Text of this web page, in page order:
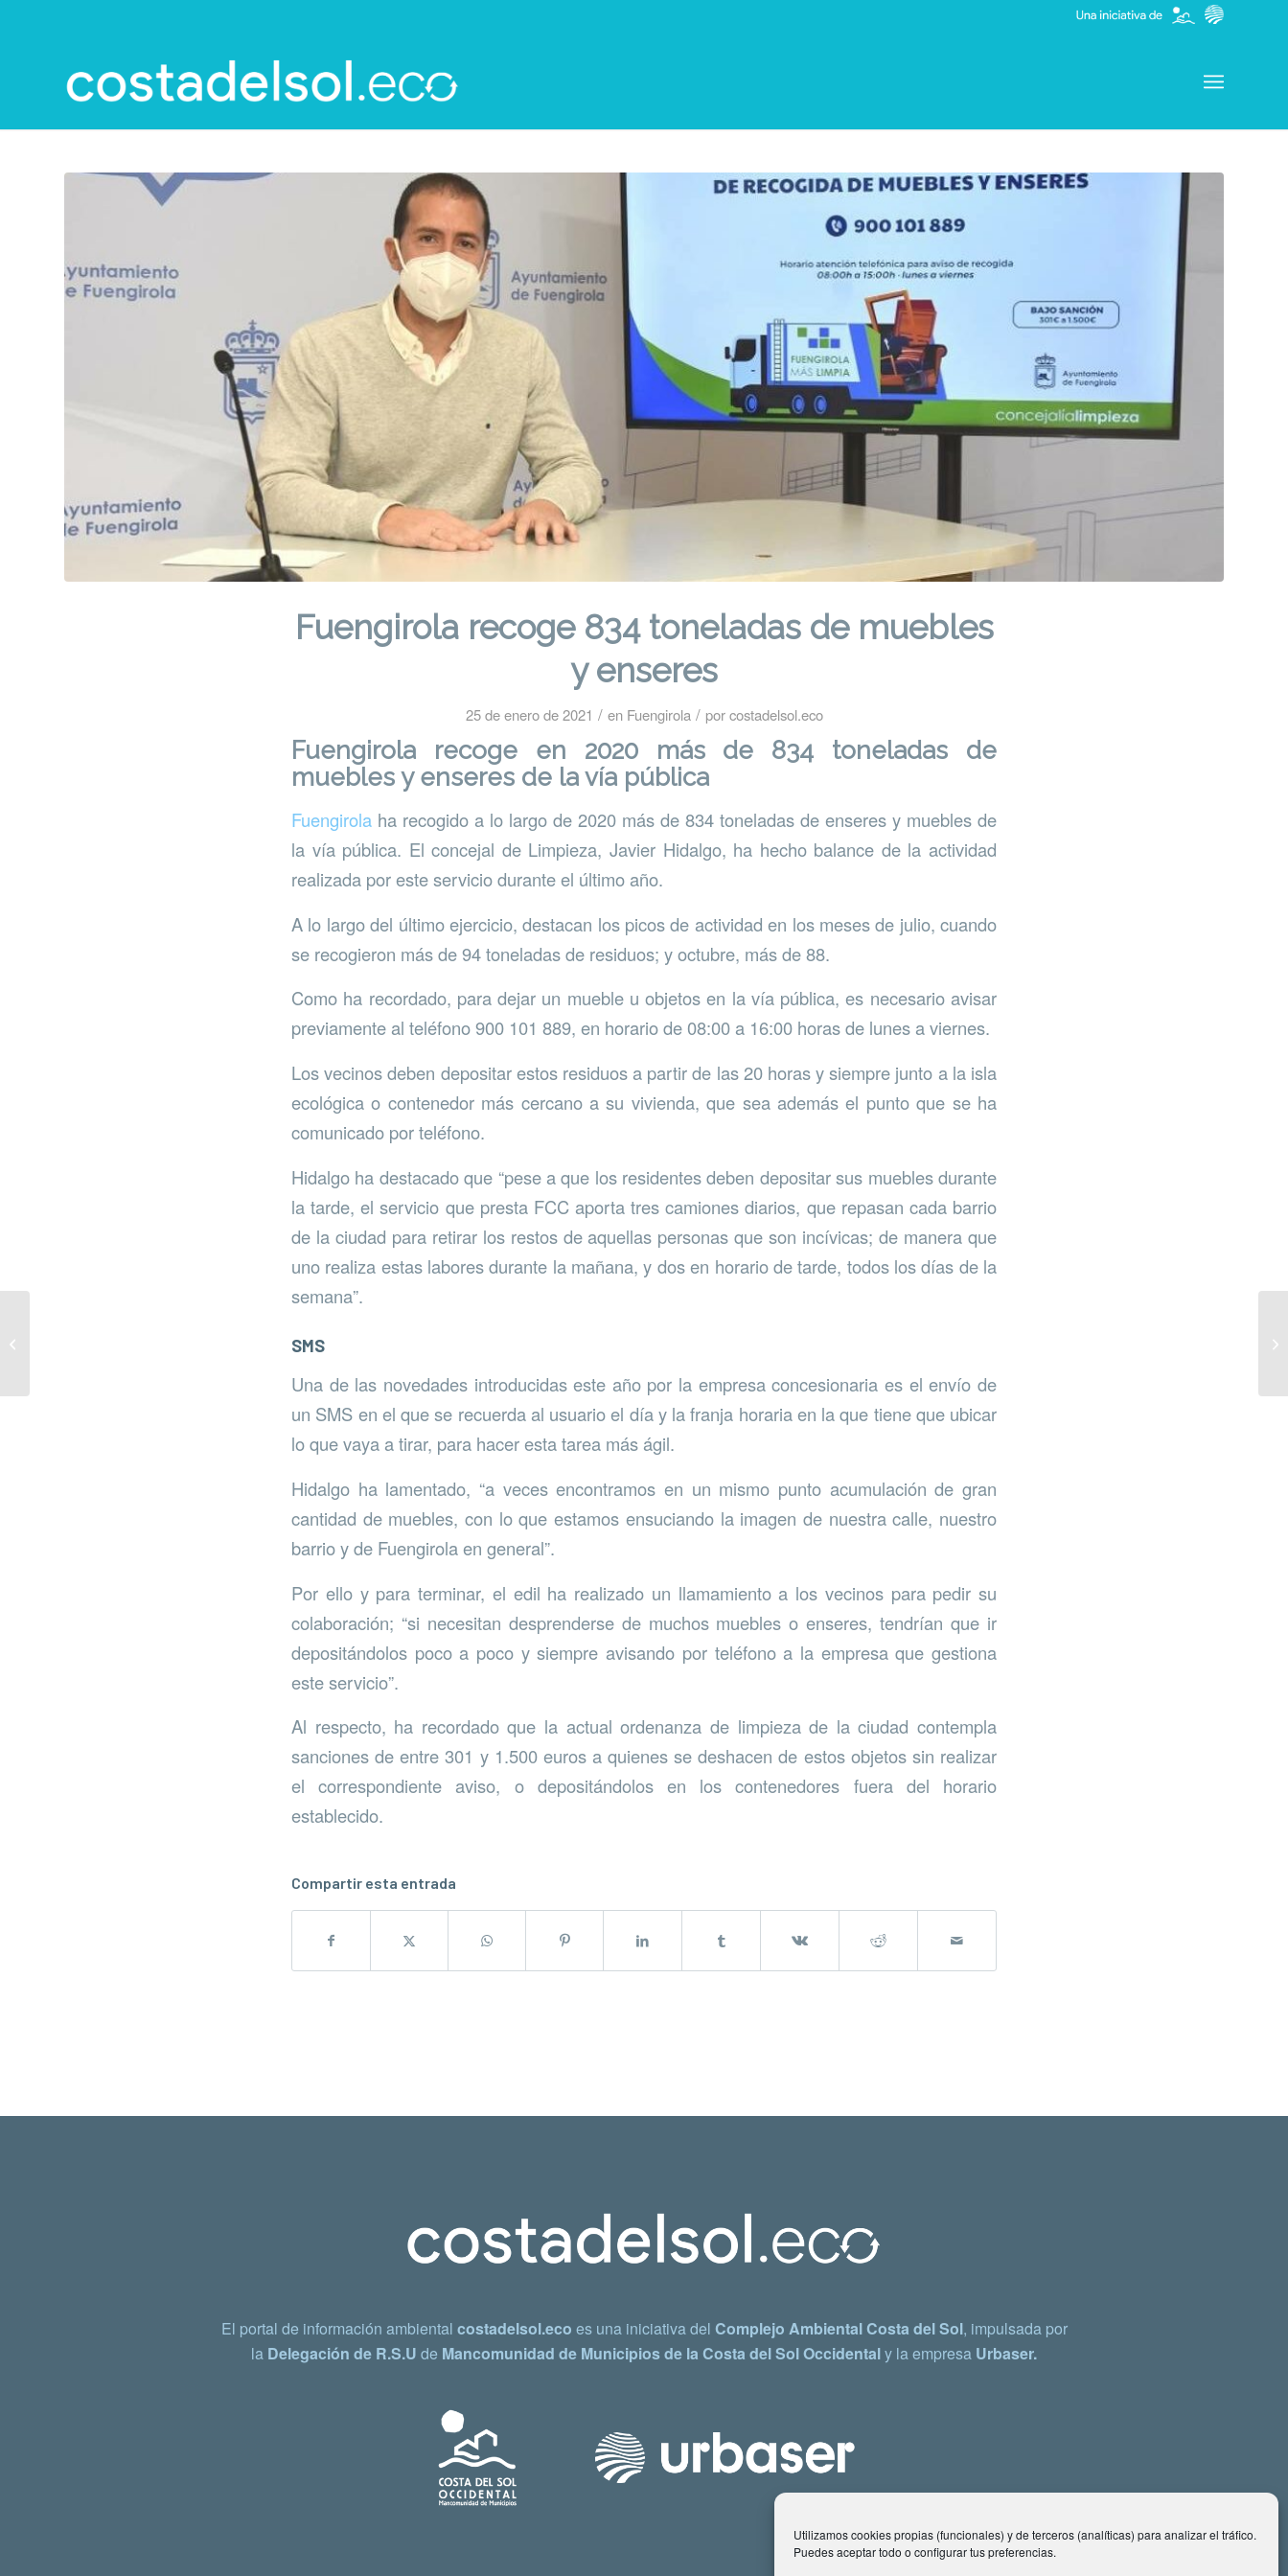
Utilizamos cookies propias (funcionales) y de terceros (analíticas) para analizar el tráfico.
Puedes aceptar todo o configurar tus preferencias.
Fuengirola recoge 834 toneladas de muebles
y enseres
25 de enero de 2021 / en Fuengirola / porcostadelsol.eco
Fuengirola recoge en 2020 más de 834 toneladas de
muebles y enseres de la vía pública
Fuengirola ha recogido a lo largo de 2020 más de 834 toneladas de enseres y muebles de
la vía pública. El concejal de Limpieza, Javier Hidalgo, ha hecho balance de la actividad
realizada por este servicio durante el último año.
A lo largo del último ejercicio, destacan los picos de actividad en los meses de julio, cuando
se recogieron más de 94 toneladas de residuos; y octubre, más de 88.
Como ha recordado, para dejar un mueble u objetos en la vía pública, es necesario avisar
previamente al teléfono 900 101 889, en horario de 08:00 a 16:00 horas de lunes a viernes.
Los vecinos deben depositar estos residuos a partir de las 20 horas y siempre junto a la isla
ecológica o contenedor más cercano a su vivienda, que sea además el punto que se ha
comunicado por teléfono.
Hidalgo ha destacado que “pese a que los residentes deben depositar sus muebles durante
la tarde, el servicio que presta FCC aporta tres camiones diarios, que repasan cada barrio
de la ciudad para retirar los restos de aquellas personas que son incívicas; de manera que
uno realiza estas labores durante la mañana, y dos en horario de tarde, todos los días de la
semana”.
SMS
Una de las novedades introducidas este año por la empresa concesionaria es el envío de
un SMS en el que se recuerda al usuario el día y la franja horaria en la que tiene que ubicar
lo que vaya a tirar, para hacer esta tarea más ágil.
Hidalgo ha lamentado, “a veces encontramos en un mismo punto acumulación de gran
cantidad de muebles, con lo que estamos ensuciando la imagen de nuestra calle, nuestro
barrio y de Fuengirola en general”.
Por ello y para terminar, el edil ha realizado un llamamiento a los vecinos para pedir su
colaboración; “si necesitan desprenderse de muchos muebles o enseres, tendrían que ir
depositándolos poco a poco y siempre avisando por teléfono a la empresa que gestiona
este servicio”.
Al respecto, ha recordado que la actual ordenanza de limpieza de la ciudad contempla
sanciones de entre 301 y 1.500 euros a quienes se deshacen de estos objetos sin realizar
el correspondiente aviso, o depositándolos en los contenedores fuera del horario
establecido.
Compartir esta entrada
El portal de información ambiental costadelsol.eco es una iniciativa del Complejo Ambiental Costa del Sol, impulsada por
la Delegación de R.S.U de Mancomunidad de Municipios de la Costa del Sol Occidentaly la empresa Urbaser.